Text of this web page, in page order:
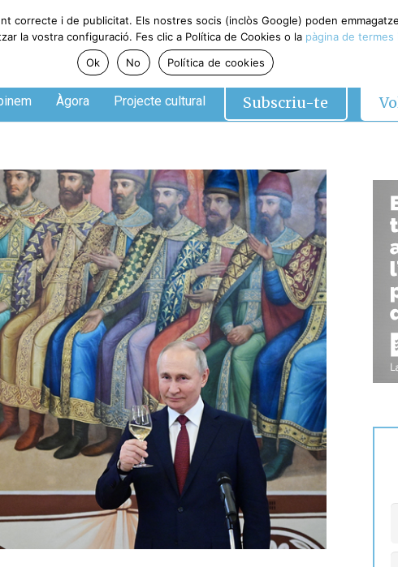
Àgora Projecte cultural Subscriu-te
correcte i de publicitat. Els nostres socis (inclòs Google) poden
la vostra configuració. Fes clic a Política de Cookies o la pàgina de termes
Ok
No Política de cookies